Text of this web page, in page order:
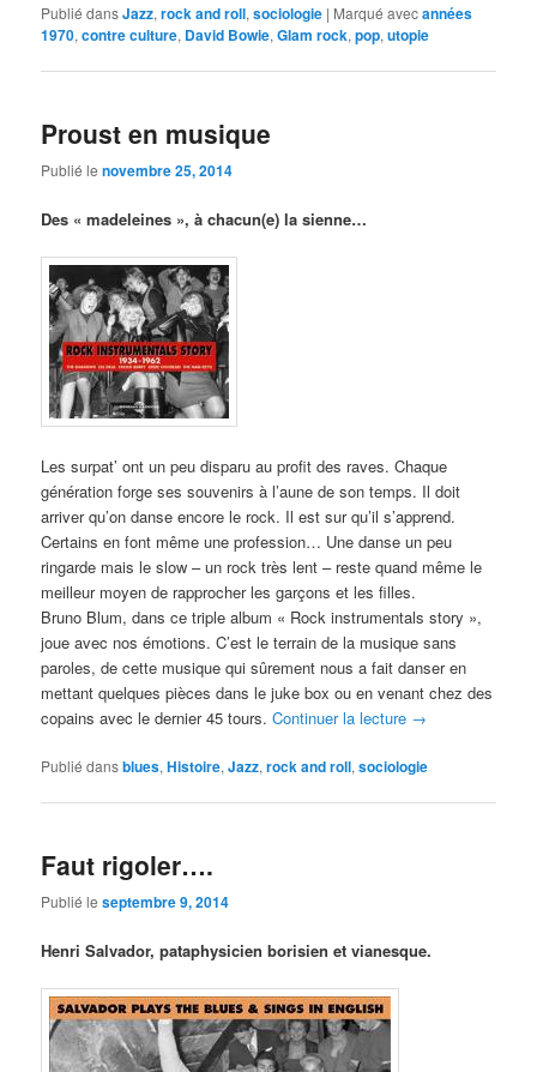
Publié dansJazz,rock and roll,sociologie | Marqué avecannées
1970,contre culture, David Bowie,Glam rock,pop,utopie
Proust en musique
Publié lenovembre 25, 2014
Des « madeleines », à chacun(e) la sienne…
Les surpat’ ont un peu disparu au profit des raves. Chaque
génération forge ses souvenirs à l’aune de son temps. Il doit
arriver qu’on danse encore le rock. Il est sur qu’il s’apprend.
Certains en font même une profession… Une danse un peu
ringarde mais le slow – un rock très lent – reste quand même le
meilleur moyen de rapprocher les garçons et les filles.
Bruno Blum, dans ce triple album « Rock instrumentals story »,
joue avec nos émotions. C’est le terrain de la musique sans
paroles, de cette musique qui sûrement nous a fait danser en
mettant quelques pièces dans le juke box ou en venant chez des
copains avec le dernier 45 tours.Continuer la lecture →
Publié dansblues,Histoire,Jazz,rock and roll,sociologie
Faut rigoler….
Publié leseptembre 9, 2014
Henri Salvador, pataphysicien borisien et vianesque.